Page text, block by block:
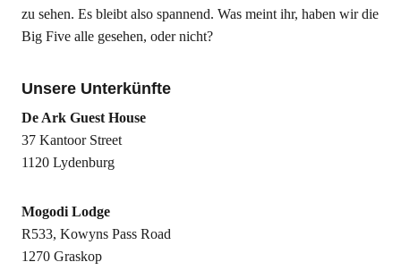
zu sehen. Es bleibt also spannend. Was meint ihr, haben wir die
Big Five alle gesehen, oder nicht?
Unsere Unterkünfte
De Ark Guest House
37 Kantoor Street
1120 Lydenburg
Mogodi Lodge
R533, Kowyns Pass Road
1270 Graskop